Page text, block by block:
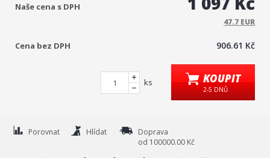
Naše cena s DPH
47.7 EUR
Cena bez DPH 906.61 Kč
ks KOUPIT
2-5 DNŮ
Porovnat Hlídat
Doprava
od 100000.00 Kč